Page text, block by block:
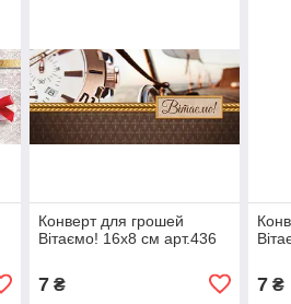
Конверт для грошей
Вітаємо! 16х8 см арт.436
7₴ 7 ₴